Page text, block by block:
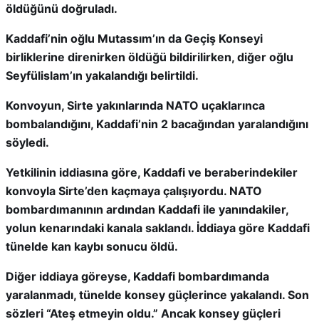
öldüğünü doğruladı.
Kaddafi’nin oğlu Mutassım’ın da Geçiş Konseyi
birliklerine direnirken öldüğü bildirilirken, diğer oğlu
Seyfülislam’ın yakalandığı belirtildi.
Konvoyun, Sirte yakınlarında NATO uçaklarınca
bombalandığını, Kaddafi’nin 2 bacağından yaralandığını
söyledi.
Yetkilinin iddiasına göre, Kaddafi ve beraberindekiler
konvoyla Sirte’den kaçmaya çalışıyordu. NATO
bombardımanının ardından Kaddafi ile yanındakiler,
yolun kenarındaki kanala saklandı. İddiaya göre Kaddafi
tünelde kan kaybı sonucu öldü.
Diğer iddiaya göreyse, Kaddafi bombardımanda
yaralanmadı, tünelde konsey güçlerince yakalandı. Son
sözleri “Ateş etmeyin oldu.” Ancak konsey güçleri